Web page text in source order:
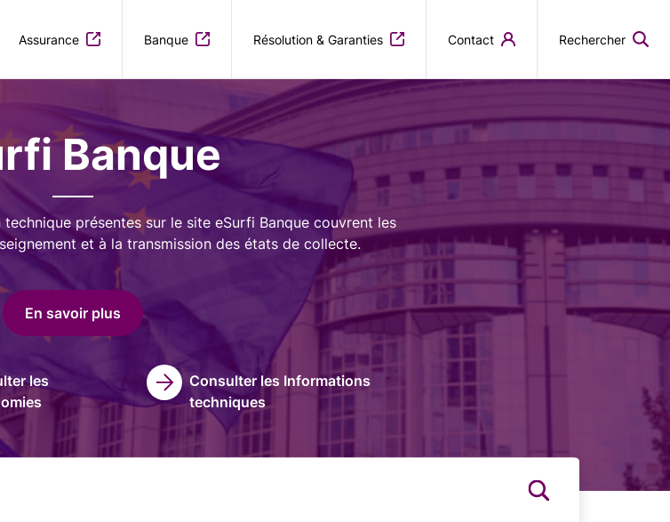
Assurance Banque Résolution & Garanties Contact Rechercher
Banque
présentes sur le site eSurfi Banque couvrent les
et à la transmission des états de collecte.
En savoir plus
les
Consulter les Informations
techniques